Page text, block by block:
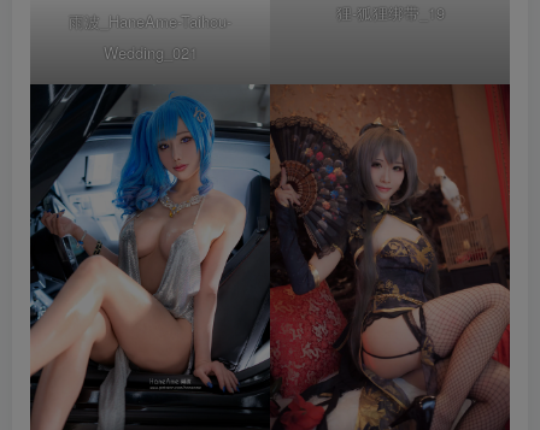
雨波_HaneAme-Taihou-
Wedding_021
狸-狐狸绑带_19